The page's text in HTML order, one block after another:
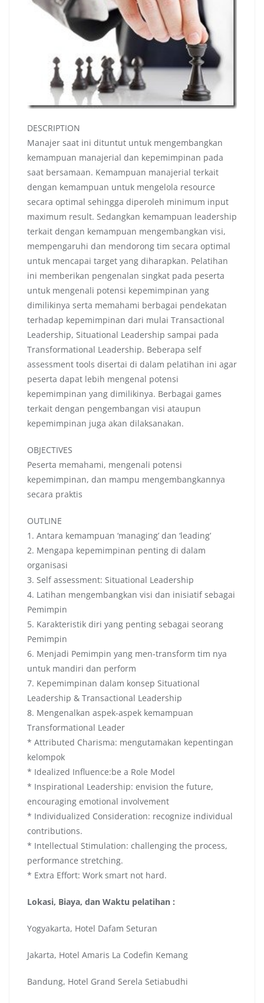
DESCRIPTION
Manajer saat ini dituntut untuk mengembangkan
kemampuan manajerial dan kepemimpinan pada
saat bersamaan. Kemampuan manajerial terkait
dengan kemampuan untuk mengelola resource
secara optimal sehingga diperoleh minimum input
maximum result. Sedangkan kemampuan leadership
terkait dengan kemampuan mengembangkan visi,
mempengaruhi dan mendorong tim secara optimal
untuk mencapai target yang diharapkan. Pelatihan
ini memberikan pengenalan singkat pada peserta
untuk mengenali potensi kepemimpinan yang
dimilikinya serta memahami berbagai pendekatan
terhadap kepemimpinan dari mulai Transactional
Leadership, Situational Leadership sampai pada
Transformational Leadership. Beberapa self
assessment tools disertai di dalam pelatihan ini agar
peserta dapat lebih mengenal potensi
kepemimpinan yang dimilikinya. Berbagai games
terkait dengan pengembangan visi ataupun
kepemimpinan juga akan dilaksanakan.
OBJECTIVES
Peserta memahami, mengenali potensi
kepemimpinan, dan mampu mengembangkannya
secara praktis
OUTLINE
1. Antara kemampuan ‘managing’ dan ‘leading’
2. Mengapa kepemimpinan penting di dalam
organisasi
3. Self assessment: Situational Leadership
4. Latihan mengembangkan visi dan inisiatif sebagai
Pemimpin
5. Karakteristik diri yang penting sebagai seorang
Pemimpin
6. Menjadi Pemimpin yang men-transform tim nya
untuk mandiri dan perform
7. Kepemimpinan dalam konsep Situational
Leadership & Transactional Leadership
8. Mengenalkan aspek-aspek kemampuan
Transformational Leader
* Attributed Charisma: mengutamakan kepentingan
kelompok
* Idealized Influence:be a Role Model
* Inspirational Leadership: envision the future,
encouraging emotional involvement
* Individualized Consideration: recognize individual
contributions.
* Intellectual Stimulation: challenging the process,
performance stretching.
* Extra Effort: Work smart not hard.
Lokasi, Biaya, dan Waktu pelatihan :
Yogyakarta, Hotel Dafam Seturan
Jakarta, Hotel Amaris La Codefin Kemang
Bandung, Hotel Grand Serela Setiabudhi